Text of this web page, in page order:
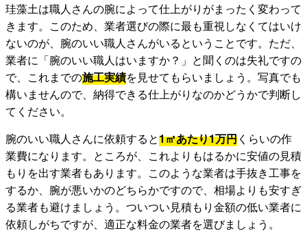
珪藻土は職人さんの腕によって仕上がりがまったく変わって
きます。このため、業者選びの際に最も重視しなくてはいけ
ないのが、腕のいい職人さんがいるということです。ただ、
業者に「腕のいい職人はいますか？」と聞くのは失礼ですの
で、これまでの施工実績を見せてもらいましょう。写真でも
構いませんので、納得できる仕上がりなのかどうかで判断し
てください。
腕のいい職人さんに依頼すると1㎡あたり1万円くらいの作
業費になります。ところが、これよりもはるかに安値の見積
もりを出す業者もあります。このような業者は手抜き工事を
するか、腕が悪いかのどちらかですので、相場よりも安すぎ
る業者も避けましょう。ついつい見積もり金額の低い業者に
依頼しがちですが、適正な料金の業者を選びましょう。